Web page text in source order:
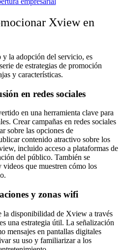
Xview en
y la adopción del servicio, es
de estrategias de promoción
y características.
en redes sociales
en una herramienta clave para
Crear campañas en redes sociales
sobre las opciones de
contenido atractivo sobre los
incluido acceso a plataformas de
del público. También se
que muestren cómo los
y zonas wifi
la disponibilidad de Xview a través
una estrategia útil. La señalización
mensajes en pantallas digitales
su uso y familiarizar a los